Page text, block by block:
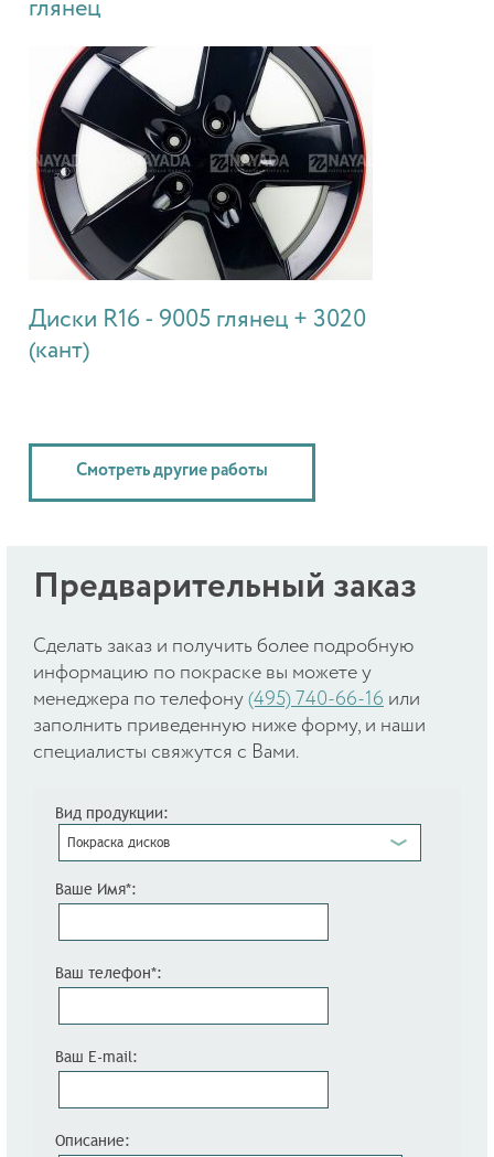
глянец
Диски R16 - 9005 глянец + 3020
(кант)
Смотреть другие работы
Предварительный заказ
Cделать заказ и получить более подробную
информацию по покраске вы можете у
менеджера по телефону (495) 740-66-16 или
заполнить приведенную ниже форму, и наши
специалисты свяжутся с Вами.
Вид продукции:
Покраска дисков
Ваше Имя*:
Ваш телефон*:
Ваш E-mail:
Описание: